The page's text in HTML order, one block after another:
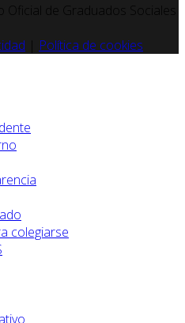
Oficial de Graduados Sociales
Política de cookies
colegiarse